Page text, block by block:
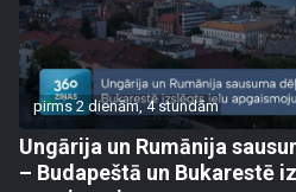
pirms 2 dienām, 4 stundām
Ungārija un Rumānija
– Budapeštā un Bukarestē